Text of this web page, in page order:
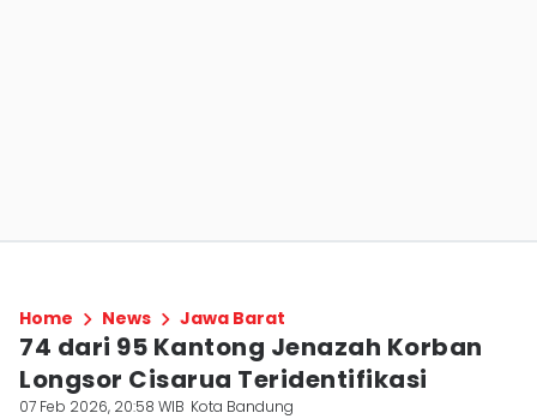
Home News Jawa Barat
74 dari 95 Kantong Jenazah Korban
Longsor Cisarua Teridentifikasi
07 Feb 2026, 20:58 WIB Kota Bandung